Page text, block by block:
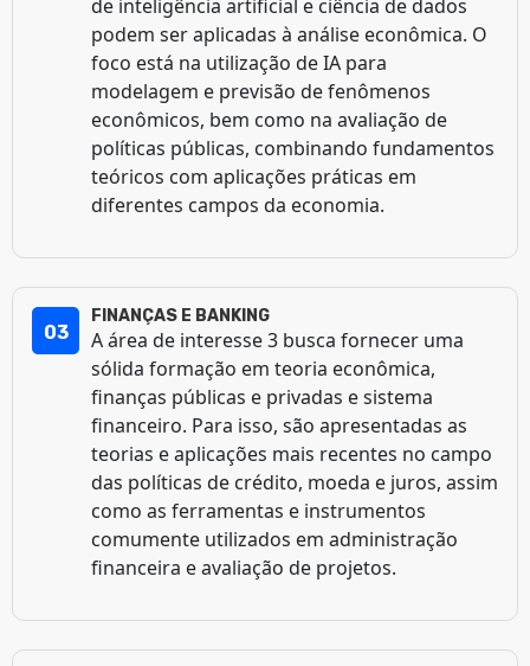
de inteligência artificial e ciência de dados
podem ser aplicadas à análise econômica. O
foco está na utilização de IA para
modelagem e previsão de fenômenos
econômicos, bem como na avaliação de
políticas públicas, combinando fundamentos
teóricos com aplicações práticas em
diferentes campos da economia.
03
FINANÇAS E BANKING
A área de interesse 3 busca fornecer uma
sólida formação em teoria econômica,
finanças públicas e privadas e sistema
financeiro. Para isso, são apresentadas as
teorias e aplicações mais recentes no campo
das políticas de crédito, moeda e juros, assim
como as ferramentas e instrumentos
comumente utilizados em administração
financeira e avaliação de projetos.